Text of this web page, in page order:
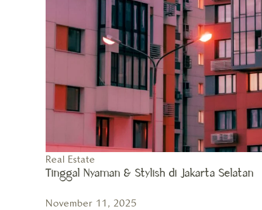
Real Estate
Tinggal Nyaman & Stylish di Jakarta Selatan
November 11, 2025